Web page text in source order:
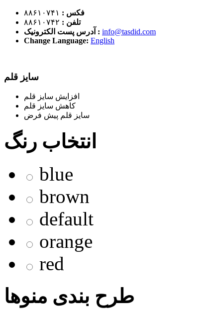
فکس : ۸۸۶۱۰۷۴۱
تلفن : ۸۸۶۱۰۷۴۲
آدرس پست الکترونیک : info@tasdid.com
Change Language: English
سایز قلم
افزایش سایز قلم
کاهش سایز قلم
سایز قلم پیش فرض
انتخاب رنگ
blue
brown
default
orange
red
طرح بندی منوها